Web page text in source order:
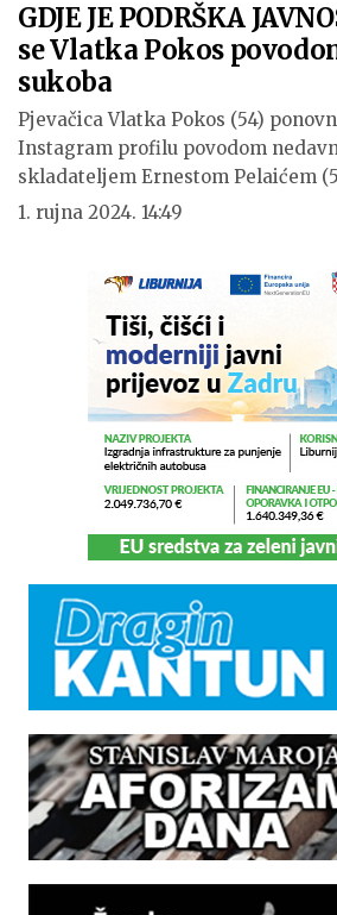
GDJE JE PODRŠKA
se Vlatka Pokos
sukoba
Pjevačica Vlatka Pokos (54)
Instagram profilu povodom
skladateljem Ernestom Pelaićem
1. rujna 2024. 14:49